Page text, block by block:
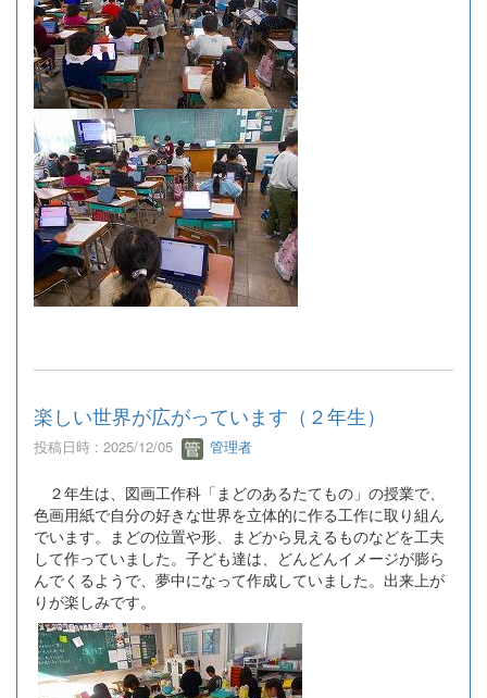
楽しい世界が広がっています（２年生）
投稿日時 : 2025/12/05 管理者
２年生は、図画工作科「まどのあるたてもの」の授業で、
色画用紙で自分の好きな世界を立体的に作る工作に取り組ん
でいます。まどの位置や形、まどから見えるものなどを工夫
して作っていました。子ども達は、どんどんイメージが膨ら
んでくるようで、夢中になって作成していました。出来上が
りが楽しみです。